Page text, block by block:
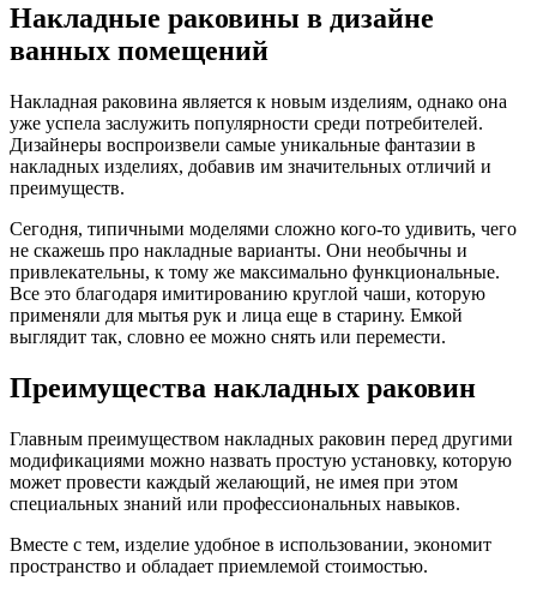
Накладные раковины в дизайне
ванных помещений
Накладная раковина является к новым изделиям, однако она
уже успела заслужить популярности среди потребителей.
Дизайнеры воспроизвели самые уникальные фантазии в
накладных изделиях, добавив им значительных отличий и
преимуществ.
Сегодня, типичными моделями сложно кого-то удивить, чего
не скажешь про накладные варианты. Они необычны и
привлекательны, к тому же максимально функциональные.
Все это благодаря имитированию круглой чаши, которую
применяли для мытья рук и лица еще в старину. Емкой
выглядит так, словно ее можно снять или перемести.
Преимущества накладных раковин
Главным преимуществом накладных раковин перед другими
модификациями можно назвать простую установку, которую
может провести каждый желающий, не имея при этом
специальных знаний или профессиональных навыков.
Вместе с тем, изделие удобное в использовании, экономит
пространство и обладает приемлемой стоимостью.